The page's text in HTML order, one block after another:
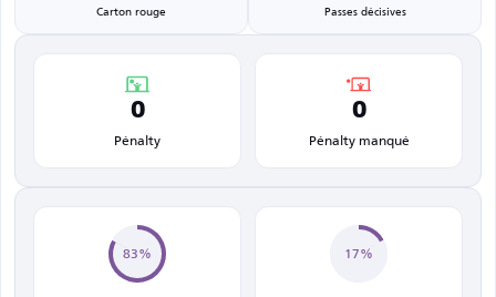
Carton rouge Passes décisives
0
Pénalty
0
Pénalty manqué
83% 17%